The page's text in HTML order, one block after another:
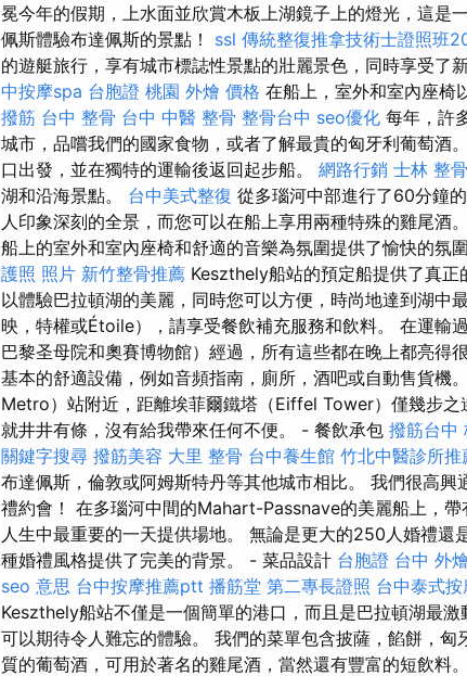
冕今年的假期，上水面並欣賞木板上湖鏡子上的燈光，這是
佩斯體驗布達佩斯的景點！ ssl 傳統整復推拿技術士證照班
的遊艇旅行，享有城市標誌性景點的壯麗景色，同時享受了
中按摩spa 台胞證 桃園 外燴 價格 在船上，室外和室內座椅
撥筋 台中 整骨 台中 中醫 整骨 整骨台中 seo優化 每年，許
城市，品嚐我們的國家食物，或者了解最貴的匈牙利葡萄酒
口出發，並在獨特的運輸後返回起步船。 網路行銷 士林 整骨
湖和沿海景點。 台中美式整復 從多瑙河中部進行了60分鐘
人印象深刻的全景，而您可以在船上享用兩種特殊的雞尾酒。
船上的室外和室內座椅和舒適的音樂為氛圍提供了愉快的氛
護照 照片 新竹整骨推薦 Keszthely船站的預定船提供了真正
以體驗巴拉頓湖的美麗，同時您可以方便，時尚地達到湖中
映，特權或Étoile），請享受餐飲補充服務和飲料。 在運輸
巴黎圣母院和奧賽博物館）經過，所有這些都在晚上都亮得
基本的舒適設備，例如音頻指南，廁所，酒吧或自動售貨機
Metro）站附近，距離埃菲爾鐵塔（Eiffel Tower）僅幾步
就井井有條，沒有給我帶來任何不便。 - 餐飲承包 撥筋台中
關鍵字搜尋 撥筋美容 大里 整骨 台中養生館 竹北中醫診所推
布達佩斯，倫敦或阿姆斯特丹等其他城市相比。 我們很高
禮約會！ 在多瑙河中間的Mahart-Passnave的美麗船上，
人生中最重要的一天提供場地。 無論是更大的250人婚禮還
種婚禮風格提供了完美的背景。 - 菜品設計 台胞證 台中 外
seo 意思 台中按摩推薦ptt 播筋堂 第二專長證照 台中泰式按
Keszthely船站不僅是一個簡單的港口，而且是巴拉頓湖最
可以期待令人難忘的體驗。 我們的菜單包含披薩，餡餅，匈
質的葡萄酒，可用於著名的雞尾酒，當然還有豐富的短飲料。